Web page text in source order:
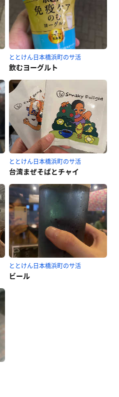
ととけん日本橋浜町のサ活
飲むヨーグルト
ととけん日本橋浜町のサ活
台湾まぜそばとチャイ
ととけん日本橋浜町のサ活
ビール